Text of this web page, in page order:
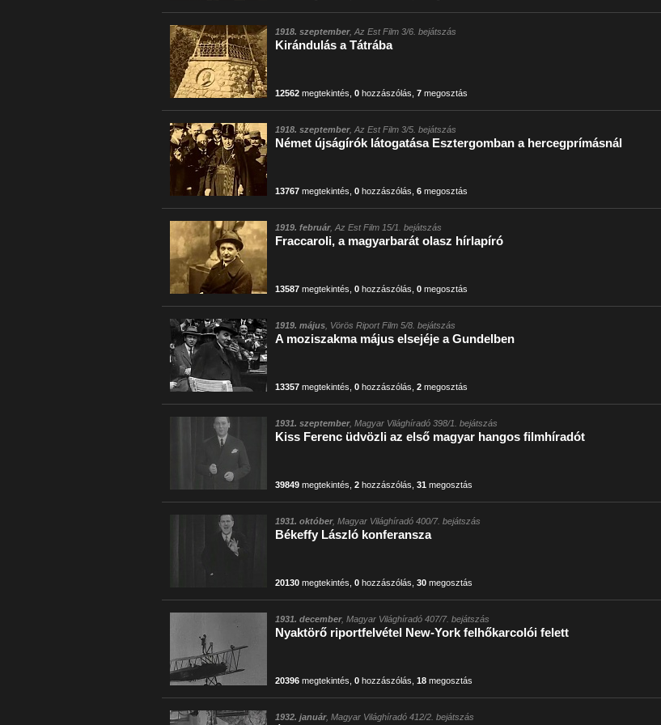
1918. szeptember, Az Est Film 3/6. bejátszás
Kirándulás a Tátrába
12562megtekintés 0hozzászólás 7megosztás
1918. szeptember, Az Est Film 3/5. bejátszás
Német újságírók látogatása Esztergomban a hercegprímásnál
13767megtekintés 0hozzászólás 6megosztás
1919. február, Az Est Film 15/1. bejátszás
Fraccaroli, a magyarbarát olasz hírlapíró
13587megtekintés 0hozzászólás 0megosztás
1919. május, Vörös Riport Film 5/8. bejátszás
A moziszakma május elsejéje a Gundelben
13357megtekintés 0hozzászólás 2megosztás
1931. szeptember, Magyar Világhíradó 398/1. bejátszás
Kiss Ferenc üdvözli az első magyar hangos filmhíradót
39849megtekintés 2hozzászólás 31 megosztás
1931. október, Magyar Világhíradó 400/7. bejátszás
Békeffy László konferansza
20130megtekintés 0hozzászólás 30megosztás
1931. december, Magyar Világhíradó 407/7. bejátszás
Nyaktörő riportfelvétel New-York felhőkarcolói felett
20396megtekintés 0hozzászólás 18megosztás
1932. január, Magyar Világhíradó 412/2. bejátszás